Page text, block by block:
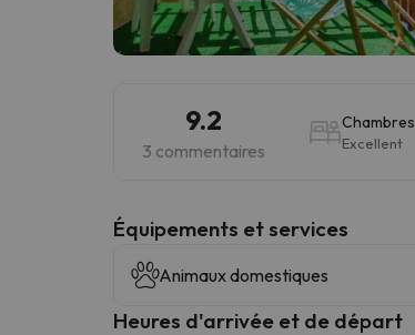
9.2
3 commentaires
Chambres
Excellent
​Équipements et services
Animaux domestiques
Heures d'arrivée et de départ